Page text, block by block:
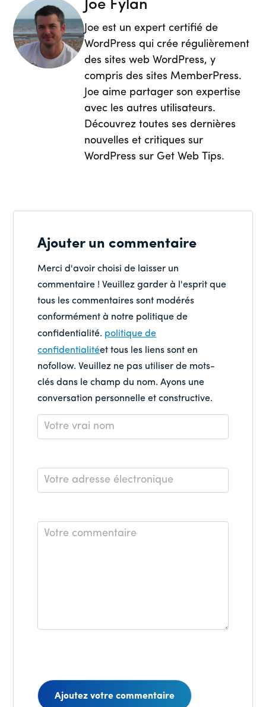
Joe Fylan
Joe est un expert certifié de
WordPress qui crée régulièrement
des sites web WordPress, y
compris des sites MemberPress.
Joe aime partager son expertise
avec les autres utilisateurs.
Découvrez toutes ses dernières
nouvelles et critiques sur
WordPress sur Get Web Tips.
Ajouter un commentaire
Merci d'avoir choisi de laisser un
commentaire ! Veuillez garder à l'esprit que
tous les commentaires sont modérés
conformément à notre politique de
confidentialité. politique de
confidentialitéet tous les liens sont en
nofollow. Veuillez ne pas utiliser de mots-
clés dans le champ du nom. Ayons une
conversation personnelle et constructive.
Nom
*
E-
mail
Commentaire